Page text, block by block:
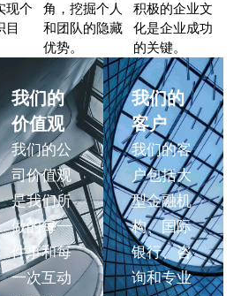
现个
目
角，挖掘个人
和团队的隐藏
优势。
积极的企业文
化是企业成功
的关键。
我们的
价值观
我们的公
司价值观
是我们所
做的每一
件事和每
一次互动
我们的
客户
我们的客
户包括大
型金融机
构、国际
银行、咨
询和专业